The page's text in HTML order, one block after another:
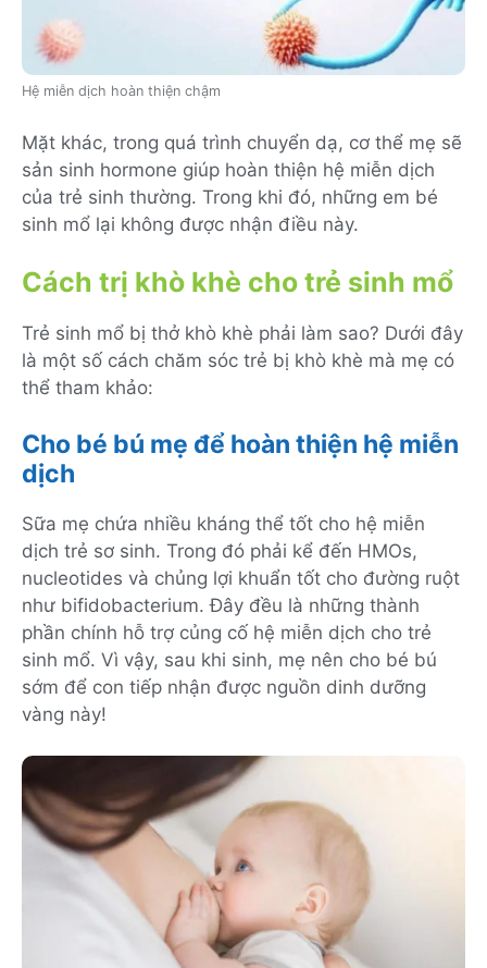
Hệ miễn dịch hoàn thiện chậm
Mặt khác, trong quá trình chuyển dạ, cơ thể mẹ sẽ
sản sinh hormone giúp hoàn thiện hệ miễn dịch
của trẻ sinh thường. Trong khi đó, những em bé
sinh mổ lại không được nhận điều này.
Cách trị khò khè cho trẻ sinh mổ
Trẻ sinh mổ bị thở khò khè phải làm sao? Dưới đây
là một số cách chăm sóc trẻ bị khò khè mà mẹ có
thể tham khảo:
Cho bé bú mẹ để hoàn thiện hệ miễn
dịch
Sữa mẹ chứa nhiều kháng thể tốt cho hệ miễn
dịch trẻ sơ sinh. Trong đó phải kể đến HMOs,
nucleotides và chủng lợi khuẩn tốt cho đường ruột
như bifidobacterium. Đây đều là những thành
phần chính hỗ trợ củng cố hệ miễn dịch cho trẻ
sinh mổ. Vì vậy, sau khi sinh, mẹ nên cho bé bú
sớm để con tiếp nhận được nguồn dinh dưỡng
vàng này!